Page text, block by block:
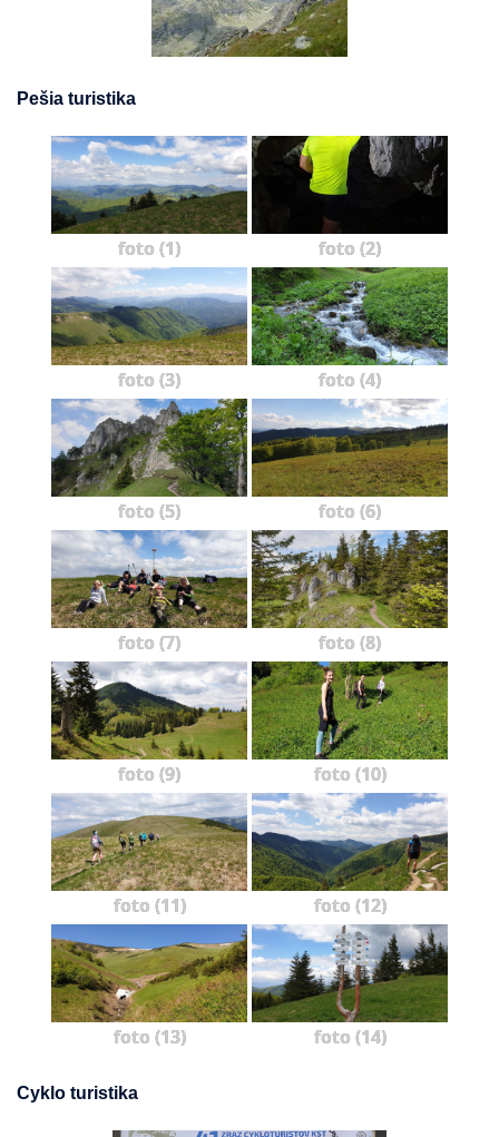
Pešia turistika
foto (1) foto (2)
foto (3) foto (4)
foto (5) foto (6)
foto (7) foto (8)
foto (9) foto (10)
foto (11) foto (12)
foto (13) foto (14)
Cyklo turistika